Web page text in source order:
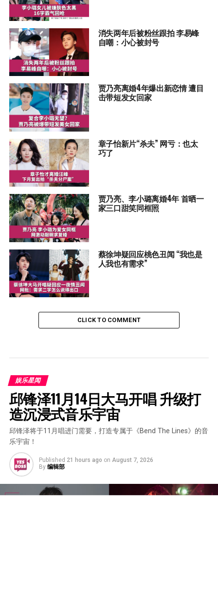
消失两年后被粉丝跟拍 李易峰
自嘲：小心被封号
贾乃亮离婚4年爆出新恋情 遭目
击带短发女回家
章子怡新片“杀夫” 网亏：也太
巧了
贾乃亮、李小璐离婚4年 首晒一
家三口甜笑同框照
蔡徐坤疑回应桃色丑闻 “我也是
人我也有需求”
CLICK TO COMMENT
娱乐星闻
邱锋泽11月14日大马开唱 升级打
造沉浸式音乐宇宙
邱锋泽将于11月唱进门需要，打造专属于《Bend The Lines》的音
乐宇宙！
Published 21 hours ago on August 7, 2026
By 编辑部